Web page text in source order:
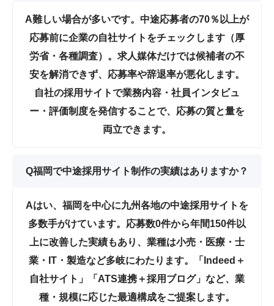
A難しい場合が多いです。中途応募者の70％以上が
応募前に企業の自社サイトをチェック します（厚
労省・各種調査）。求人媒体だけでは候補者の不
安を解消できず、応募率や辞退率が悪化します。
自社の採用サイトで業務内容・社員インタビュ
ー・評価制度を発信することで、応募の質と量を
両立できます。
Q福岡で中途採用サイト制作の実績はありますか？
Aはい、福岡を中心に九州各地の中途採用サイトを
多数手がけています。 応募数0件から年間150件以
上に改善した実績もあり、業種は小売・医療・士
業・IT・製造など多岐にわたります。「Indeed＋
自社サイト」「ATS連携＋採用ブログ」など、業
種・規模に応じた最適構成をご提案します。